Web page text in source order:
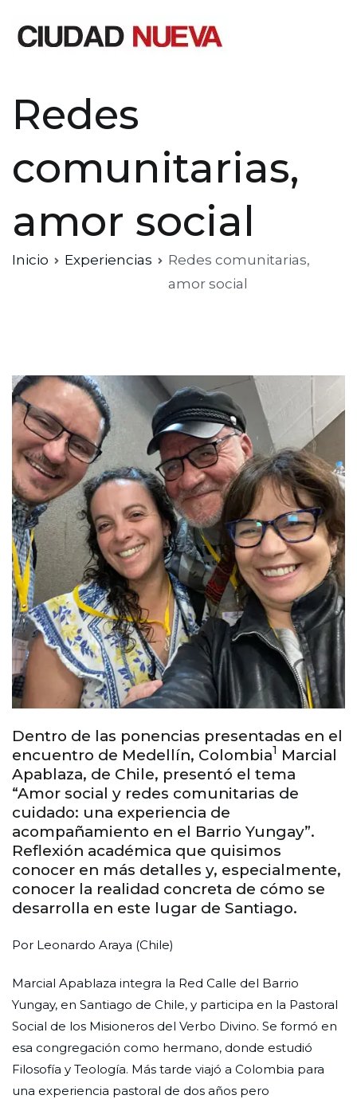
Redes
comunitarias,
amor social
Inicio Experiencias
Redes comunitarias,
amor social
Dentro de las ponencias presentadas en el
encuentro de Medellín, Colombia1 Marcial
Apablaza, de Chile, presentó el tema
“Amor social y redes comunitarias de
cuidado: una experiencia de
acompañamiento en el Barrio Yungay”.
Reflexión académica que quisimos
conocer en más detalles y, especialmente,
conocer la realidad concreta de cómo se
desarrolla en este lugar de Santiago.
Por Leonardo Araya (Chile)
Marcial Apablaza integra la Red Calle del Barrio
Yungay, en Santiago de Chile, y participa en la Pastoral
Social de los Misioneros del Verbo Divino. Se formó en
esa congregación como hermano, donde estudió
Filosofía y Teología. Más tarde viajó a Colombia para
una experiencia pastoral de dos años pero